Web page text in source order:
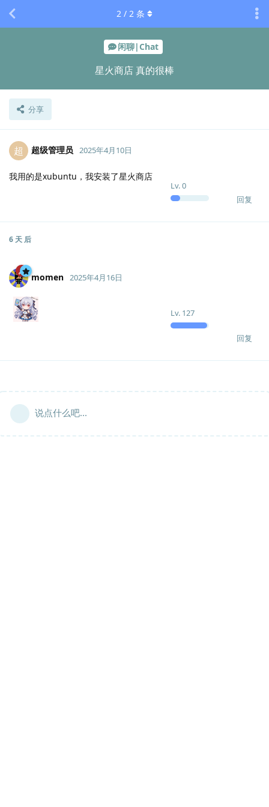
闲聊|Chat
星火商店 真的很棒
分享
2 / 2 条
超 超级管理员
Lv.0
2025年4月10日
我用的是xubuntu，我安装了星火商店
回复
6 天 后
momen
Lv. 127
2025年4月16日
回复
说点什么吧...